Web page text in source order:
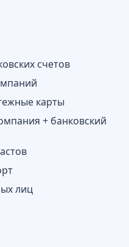
счетов
карты
+ банковский
лиц